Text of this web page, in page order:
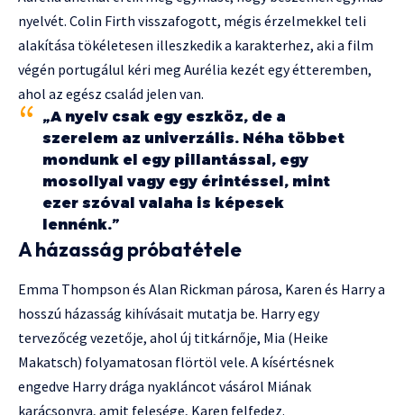
nyelvét. Colin Firth visszafogott, mégis érzelmekkel teli
alakítása tökéletesen illeszkedik a karakterhez, aki a film
végén portugálul kéri meg Aurélia kezét egy étteremben,
ahol az egész család jelen van.
„A nyelv csak egy eszköz, de a
szerelem az univerzális. Néha többet
mondunk el egy pillantással, egy
mosollyal vagy egy érintéssel, mint
ezer szóval valaha is képesek
lennénk.”
A házasság próbatétele
Emma Thompson és Alan Rickman párosa, Karen és Harry a
hosszú házasság kihívásait mutatja be. Harry egy
tervezőcég vezetője, ahol új titkárnője, Mia (Heike
Makatsch) folyamatosan flörtöl vele. A kísértésnek
engedve Harry drága nyakláncot vásárol Miának
karácsonyra, amit felesége, Karen felfedez.